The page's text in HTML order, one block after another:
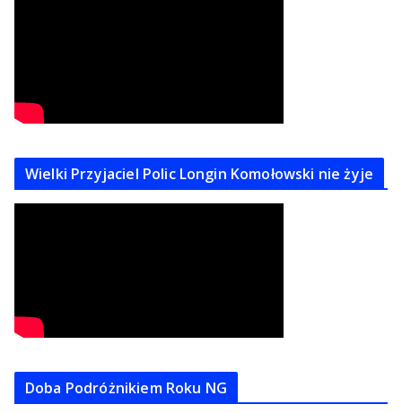
Wielki Przyjaciel Polic Longin Komołowski nie żyje
Doba Podróżnikiem Roku NG